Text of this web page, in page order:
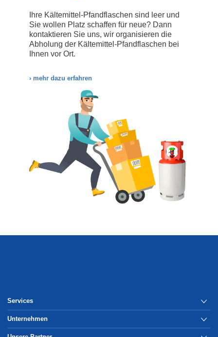
Ihre Kältemittel-Pfandflaschen sind leer und
Sie wollen Platz schaffen für neue? Dann
kontaktieren Sie uns, wir organisieren die
Abholung der Kältemittel-Pfandflaschen bei
Ihnen vor Ort.
› mehr dazu erfahren
Services
Unternehmen